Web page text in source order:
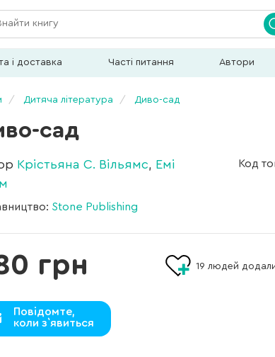
і доставка Часті питання Автори
Дитяча література Диво-сад
сад
Крістьяна С. Вільямс, Емі
Stone Publishing
Код
грн
Повідомте,
коли з`явиться
19 людей